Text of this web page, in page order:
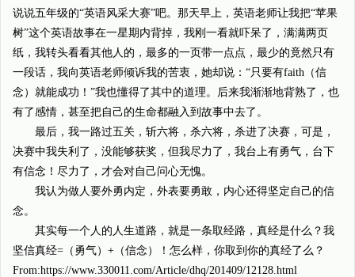
说说五年级的“英语风采大赛”吧。那天早上，英语老师让我把“苹果
树”这个英语故事在一星期内背掉，我刚一看就吓呆了，满满两页
纸，我转头看看其他人的，最多的一页带一点点，最少的竟然只有
一段话，我向英语老师倾诉我的苦衷，她却说：“只要有faith（信
念）就能成功！”我也懂得了其中的道理。后来我渐渐地背熟了，也
有了感情，甚至把自己的生命都融入到故事中去了。
最后，我一路过五关，斩六将，杀六将，杀进了决赛，可是，
决赛中我失利了，没能够获奖，但我尽力了，我台上有勇气，台下
有信念！尽力了，才会对自己问心无愧。
我认为做人要外勇内定，外表要勇敢，内心还得坚定自己的信
念。
其实每一个人的人生道路，就是一条取经路，真经是什么？我
坚信真经=（勇气）+（信念）！怎么样，你取到你的真经了么？
From:https://www.330011.com/Article/dhq/201409/12128.html